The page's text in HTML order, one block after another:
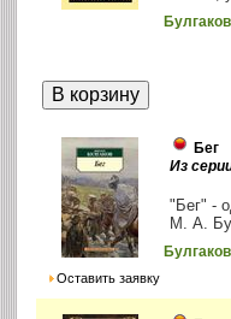
Бег
Из
"Бег" -
М. А.
Оставить заявку